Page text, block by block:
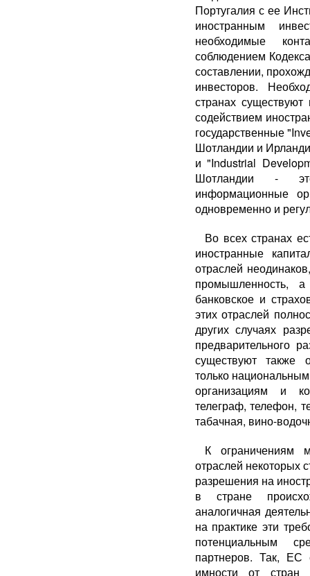
Португалия с ее
иностранным
необходимые
соблюдением
со­ставлении,
инве­сторов.
странах
содействием
государственные
Шотландии и
и "Industrial
Шотландии - это
информационные
одновременно и
Во всех странах
ино­странные
отраслей
промышленность,
банковское и
этих отраслей
других случаях
предварительного
существуют также
только
ор­ганизациям и
телеграф, теле­фон,
табачная, вино-
К ограничениям
отраслей некоторых
разрешения на
в стране
аналогичная
на практике эти
потенциальным
партнеров. Так, ЕС
имности от стран